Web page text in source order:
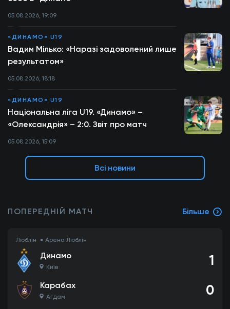
05.08.2026, 19:09
«ДИНАМО» U19
Вадим Мілько: «Наразі задоволений лише
результатом»
05.08.2026, 18:18
«ДИНАМО» U19
Національна ліга U19. «Динамо» –
«Олександрія» – 2:0. Звіт про матч
05.08.2026, 15:09
Всі новини
ПОПЕРЕДНІЙ МАТЧ Більше
Люблін Арена Люблін
Динамо
Київ 1
Карабах
Агдам 0